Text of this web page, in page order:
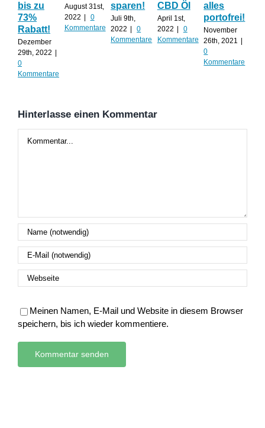
bis zu
73%
Rabatt!
Dezember
29th, 2022
0
Kommentare
August 31st,
2022
0
Kommentare
sparen!
Juli 9th,
2022
0
Kommentare
CBD Öl
April 1st,
2022
0
Kommentare
alles
portofrei!
November
26th, 2021
0
Kommentare
Hinterlasse einen Kommentar
Meinen Namen, E-Mail und Website in diesem Browser
speichern, bis ich wieder kommentiere.